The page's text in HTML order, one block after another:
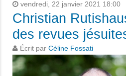
vendredi, 22 janvier 2021 18:00
Christian
des revues
Écrit par Céline Fossati